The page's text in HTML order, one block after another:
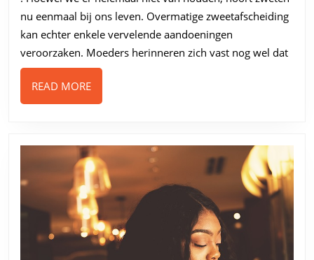
nu eenmaal bij ons leven. Overmatige zweetafscheiding
kan echter enkele vervelende aandoeningen
veroorzaken. Moeders herinneren zich vast nog wel dat
READ MOREREAD
MORE